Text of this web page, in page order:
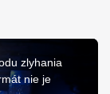
zlyhania
nie je